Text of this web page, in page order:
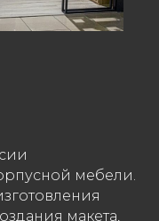
мебели.
макета,